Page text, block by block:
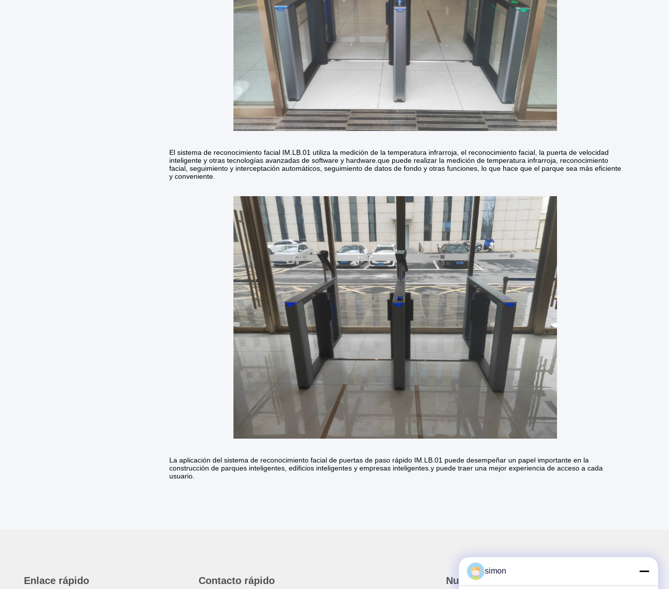
El sistema de reconocimiento facial IM.LB.01 utiliza la medición de la temperatura infrarroja, el reconocimiento facial, la puerta de velocidad
inteligente y otras tecnologías avanzadas de software y hardware.que puede realizar la medición de temperatura infrarroja, reconocimiento
facial, seguimiento y interceptación automáticos, seguimiento de datos de fondo y otras funciones, lo que hace que el parque sea más eficiente
y conveniente.
La aplicación del sistema de reconocimiento facial de puertas de paso rápido IM.LB.01 puede desempeñar un papel importante en la
construcción de parques inteligentes, edificios inteligentes y empresas inteligentes.y puede traer una mejor experiencia de acceso a cada
usuario.
Enlace rápido Contacto rápido Nuestro boletín
simon